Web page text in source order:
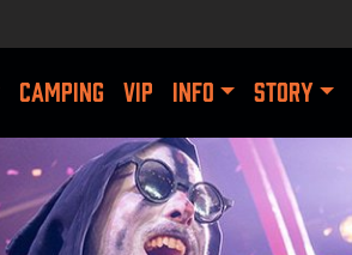
CAMPING VIP INFO STORY